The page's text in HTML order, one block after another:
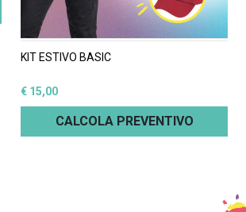
KIT ESTIVO BASIC
€ 15,00
CALCOLA PREVENTIVO